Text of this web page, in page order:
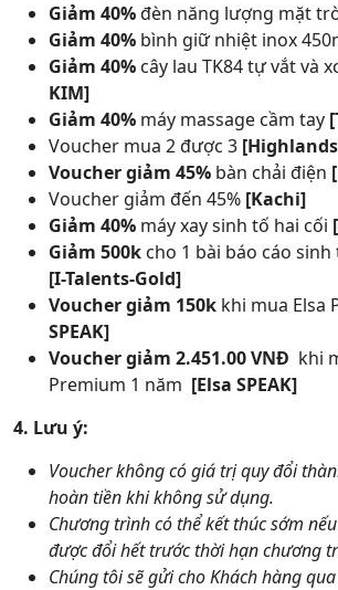
Giảm 40%đèn năng lượng mặt
Giảm 40% bình giữ nhiệt inox
Giảm 40% cây lau TK84 tự vắt và
KIM]
Giảm 40% máy massage cầm tay
Voucher mua 2 được 3
Voucher giảm 45% bàn chải điện
Voucher giảm đến 45% [Kachi]
Giảm 40% máy xay sinh tố hai cối
Giảm 500k cho 1 bài báo cáo
[I-Talents-Gold]
Voucher giảm 150k khi mua Elsa
SPEAK]
Voucher giảm 2.451.00 VNĐ khi
Premium 1 năm [Elsa SPEAK]
4. Lưu ý:
Voucher không có giá trị quy đổi
hoàn tiền khi không sử dụng.
Chương trình có thể kết thúc sớm
được đổi hết trước thời hạn chương
Chúng tôi sẽ gửi cho Khách hàng